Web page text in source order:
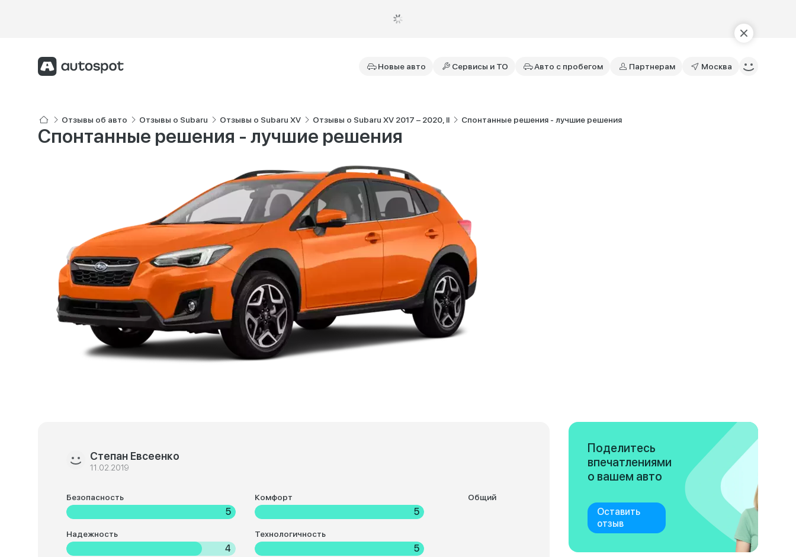
Новые авто Сервисы и ТО Авто с пробегом Партнерам Москва
Отзывы об авто Отзывы о Subaru Отзывы о Subaru XV Отзывы о Subaru XV 2017 – 2020, II Спонтанные решения - лучшие решения
Спонтанные решения - лучшие решения
Степан Евсеенко
11.02.2019
Безопасность
5
Комфорт
5
Надежность
4
Технологичность
5
Общий
Поделитесь
впечатлениями
о вашем авто
Оставить
отзыв